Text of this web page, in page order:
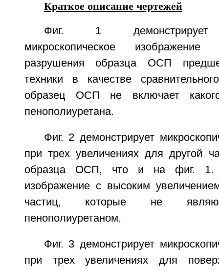
Краткое описание чертежей
Фиг. 1 демонстрирует
микроскопическое
разрушения образца ОСП
техники в качестве
образец ОСП не включает
пенополиуретана.
Фиг. 2 демонстрирует
при трех увеличениях для другой
образца ОСП, что и на фиг. 1.
изображение с высоким
частиц, которые не
пенополиуретаном.
Фиг. 3 демонстрирует
при трех увеличениях для